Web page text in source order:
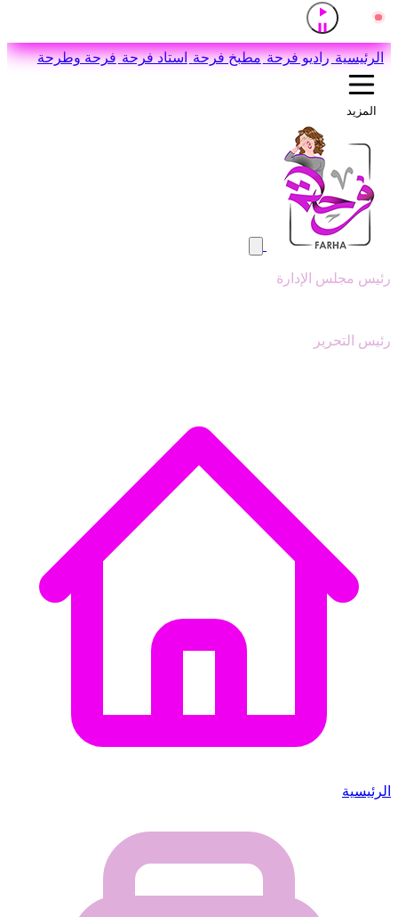
مباشر إذاعة القرآن الكريم من القاهرة
اضغط للاستماع
الرئيسية راديو فرحة مطبخ فرحة استاد فرحة فرحة وطرحة
المزيد
رئيس مجلس الإدارة
رئيس التحرير
الرئيسية